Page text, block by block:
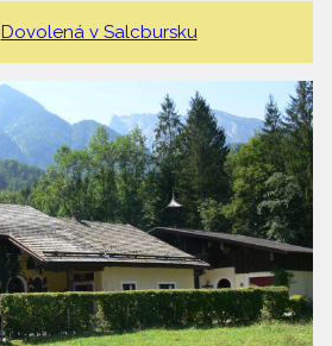
Dovolená v Salcbursku